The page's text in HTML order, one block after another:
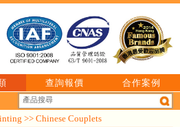
查詢報價
合作案例
>> Chinese Couplets